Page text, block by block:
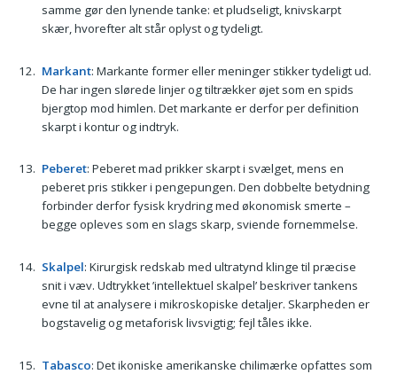
samme gør den lynende tanke: et pludseligt, knivskarpt
skær, hvorefter alt står oplyst og tydeligt.
Markant: Markante former eller meninger stikker tydeligt ud.
De har ingen slørede linjer og tiltrækker øjet som en spids
bjergtop mod himlen. Det markante er derfor per definition
skarpt i kontur og indtryk.
Peberet: Peberet mad prikker skarpt i svælget, mens en
peberet pris stikker i pengepungen. Den dobbelte betydning
forbinder derfor fysisk krydring med økonomisk smerte –
begge opleves som en slags skarp, sviende fornemmelse.
Skalpel: Kirurgisk redskab med ultratynd klinge til præcise
snit i væv. Udtrykket ’intellektuel skalpel’ beskriver tankens
evne til at analysere i mikroskopiske detaljer. Skarpheden er
bogstavelig og metaforisk livsvigtig; fejl tåles ikke.
Tabasco: Det ikoniske amerikanske chilimærke opfattes som